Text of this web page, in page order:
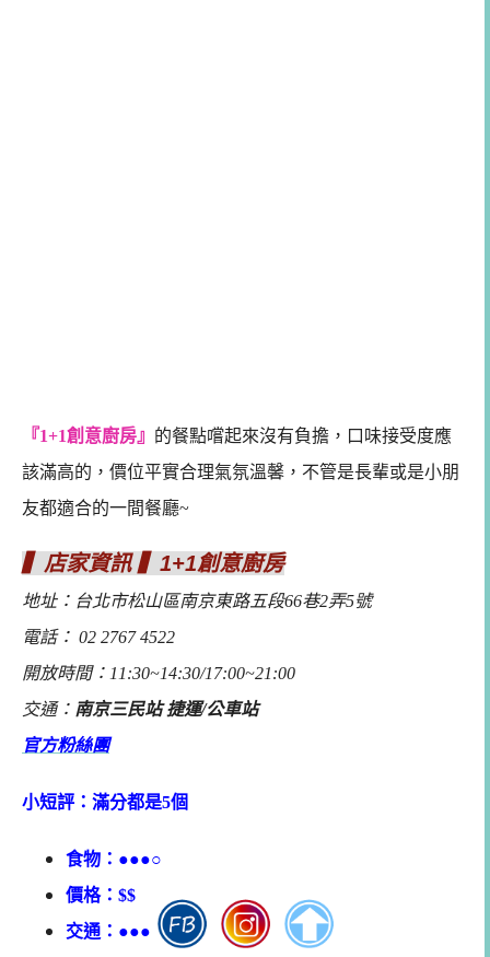
『1+1創意廚房』 的餐點嚐起來沒有負擔，口味接受度應
該滿高的，價位平實合理氣氛溫馨，不管是長輩或是小朋
友都適合的一間餐廳~
▍店家資訊 ▍1+1創意廚房
地址：台北市松山區南京東路五段66巷2弄5號
電話： 02 2767 4522
開放時間：11:30~14:30/17:00~21:00
交通： 南京三民站 捷運/公車站
官方粉絲團
小短評：滿分都是5個
食物：●●●○
價格：$$
交通：●●●